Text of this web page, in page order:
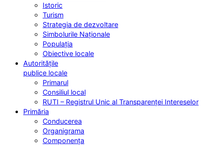
Istoric
Turism
Strategia de dezvoltare
Simbolurile Naționale
Populația
Obiective locale
Autoritățile
publice locale
Primarul
Consiliul local
RUTI – Registrul Unic al Transparenței Intereselor
Primăria
Conducerea
Organigrama
Componența